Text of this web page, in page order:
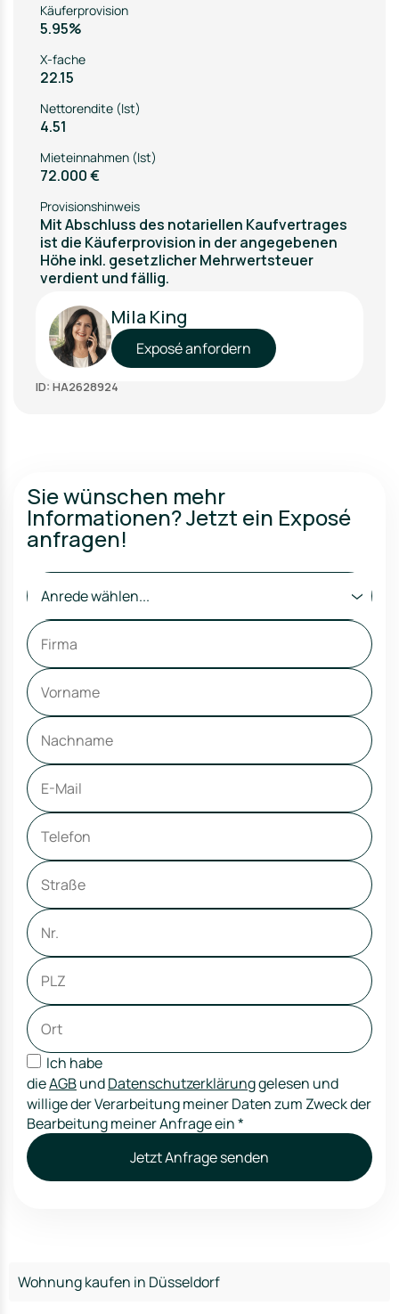
Käuferprovision
5.95%
X-fache
22.15
Nettorendite (Ist)
4.51
Mieteinnahmen (Ist)
72.000 €
Provisionshinweis
Mit Abschluss des notariellen Kaufvertrages
ist die Käuferprovision in der angegebenen
Höhe inkl. gesetzlicher Mehrwertsteuer
verdient und fällig.
Mila King
Exposé anfordern
ID: HA2628924
Sie wünschen mehr
Informationen? Jetzt ein Exposé
anfragen!
Anrede wählen...
Ich habe
dieAGBundDatenschutzerklärunggelesen und
willige der Verarbeitung meiner Daten zum Zweck der
Bearbeitung meiner Anfrage ein*
Jetzt Anfrage senden
Wohnung kaufen in Düsseldorf